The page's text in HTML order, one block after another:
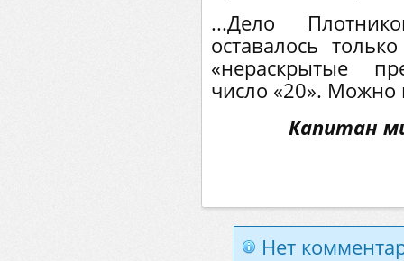
...Дело
оставалось
«нераскрытые
число «20». Можно
Капитан
Нет